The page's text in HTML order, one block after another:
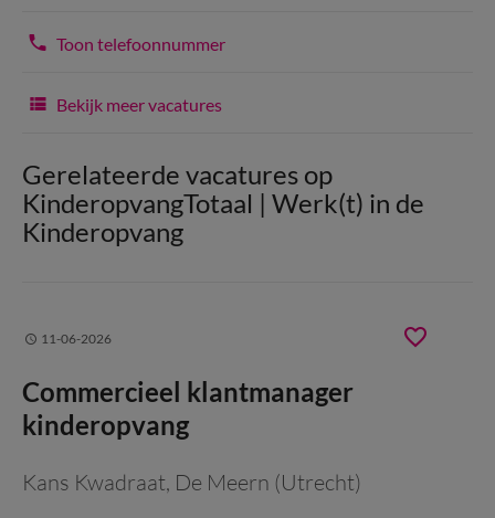
Toon telefoonnummer
Bekijk meer vacatures
Gerelateerde vacatures op
KinderopvangTotaal | Werk(t) in de
Kinderopvang
11-06-2026
Commercieel klantmanager
kinderopvang
Kans Kwadraat, De Meern (Utrecht)